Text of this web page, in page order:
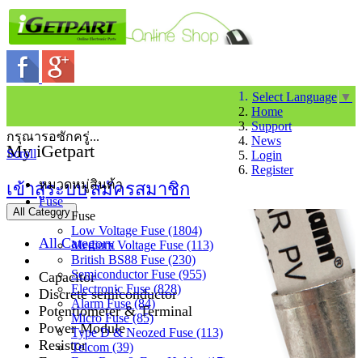
Select Language ▼
Home
Support
News
Login
Register
My iGetpart
เข้าสู่ระบบสมัครสมาชิก
All Category
All Category
Capacitor
Discrete semiconductor
Potentiometer & Terminal
Power Module
Resistor
กรุณารอซักครู่...
Scroll
หมวดหมู่สินค้า
Fuse
Fuse
Low Voltage Fuse (1804)
Medium Voltage Fuse (113)
British BS88 Fuse (230)
Semiconductor Fuse (955)
Electronic Fuse (828)
Alarm Fuse (84)
Micro Fuse (85)
Type D & Neozed Fuse (113)
Telcom (39)